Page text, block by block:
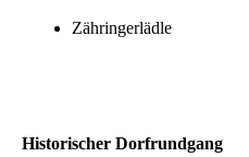
Zähringerlädle
Historischer Dorfrundgang